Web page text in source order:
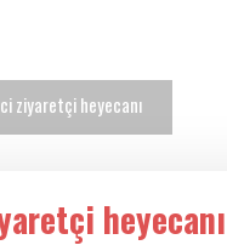
ziyaretçi heyecanı
heyecanı